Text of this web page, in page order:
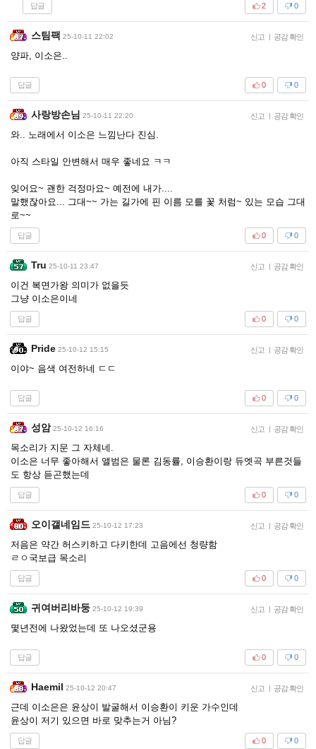
답글 0
2
스팀팩 25-10-11 22:02 신고 | 공감 확인
양파, 이소은..
답글 0
0
사랑방손님 25-10-11 22:20 신고 | 공감 확인
와.. 노래에서 이소은 느낌난다 진심.
아직 스타일 안변해서 매우 좋네요 ㅋㅋ
잊어요~ 괜한 걱정마요~ 예전에 내가....
말했잖아요... 그대~~ 가는 길가에 핀 이름 모를 꽃 처럼~ 있는 모습 그대
로~~
답글 0
0
Tru 25-10-11 23:47 신고 | 공감 확인
이건 복면가왕 의미가 없을듯
그냥 이소은이네
답글 0
0
Pride 25-10-12 15:15 신고 | 공감 확인
이야~ 음색 여전하네 ㄷㄷ
답글 0
0
성암 25-10-12 16:16 신고 | 공감 확인
목소리가 지문 그 자체네.
이소은 너무 좋아해서 앨범은 물론 김동률, 이승환이랑 듀엣곡 부른것들
도 항상 듣곤했는데
답글 0
0
오이갤네임드 25-10-12 17:23 신고 | 공감 확인
저음은 약간 허스키하고 다키한데 고음에선 청량함
ㄹㅇ국보급 목소리
답글 0
0
귀여버리바둥 25-10-12 19:39 신고 | 공감 확인
몇년전에 나왔었는데 또 나오셨군용
답글 0
0
Haemil 25-10-12 20:47 신고 | 공감 확인
근데 이소은은 윤상이 발굴해서 이승환이 키운 가수인데
윤상이 저기 있으면 바로 맞추는거 아님?
답글 0
0